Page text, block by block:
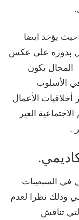
حيث يؤخذ ايضا
بدوره على عكس
المجال يكون
الأسلوب
الأعمال
الغير
.
في السبعينات
وذلك نظرا لعدم
تناقش